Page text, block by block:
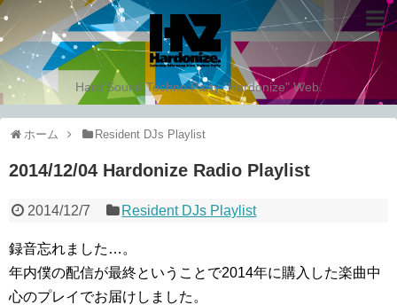
Hard Sound Techno Party "Hardonize" Web.
ホーム Resident DJs Playlist
2014/12/04 Hardonize Radio Playlist
2014/12/7 Resident DJs Playlist
録音忘れました…。
年内僕の配信が最終ということで2014年に購入した楽曲中
心のプレイでお届けしました。